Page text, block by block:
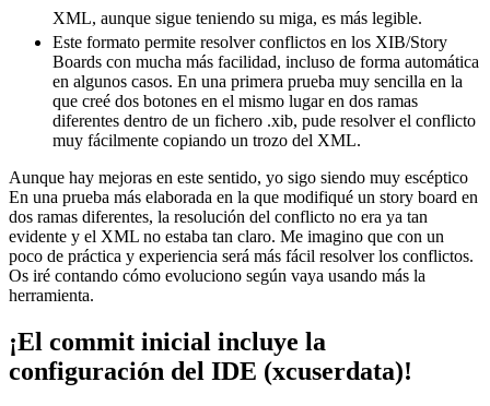
XML, aunque sigue teniendo su miga, es más legible.
Este formato permite resolver conflictos en los XIB/Story
Boards con mucha más facilidad, incluso de forma automática
en algunos casos. En una primera prueba muy sencilla en la
que creé dos botones en el mismo lugar en dos ramas
diferentes dentro de un fichero .xib, pude resolver el conflicto
muy fácilmente copiando un trozo del XML.
Aunque hay mejoras en este sentido, yo sigo siendo muy escéptico
En una prueba más elaborada en la que modifiqué un story board en
dos ramas diferentes, la resolución del conflicto no era ya tan
evidente y el XML no estaba tan claro. Me imagino que con un
poco de práctica y experiencia será más fácil resolver los conflictos.
Os iré contando cómo evoluciono según vaya usando más la
herramienta.
¡El commit inicial incluye la
configuración del IDE (xcuserdata)!